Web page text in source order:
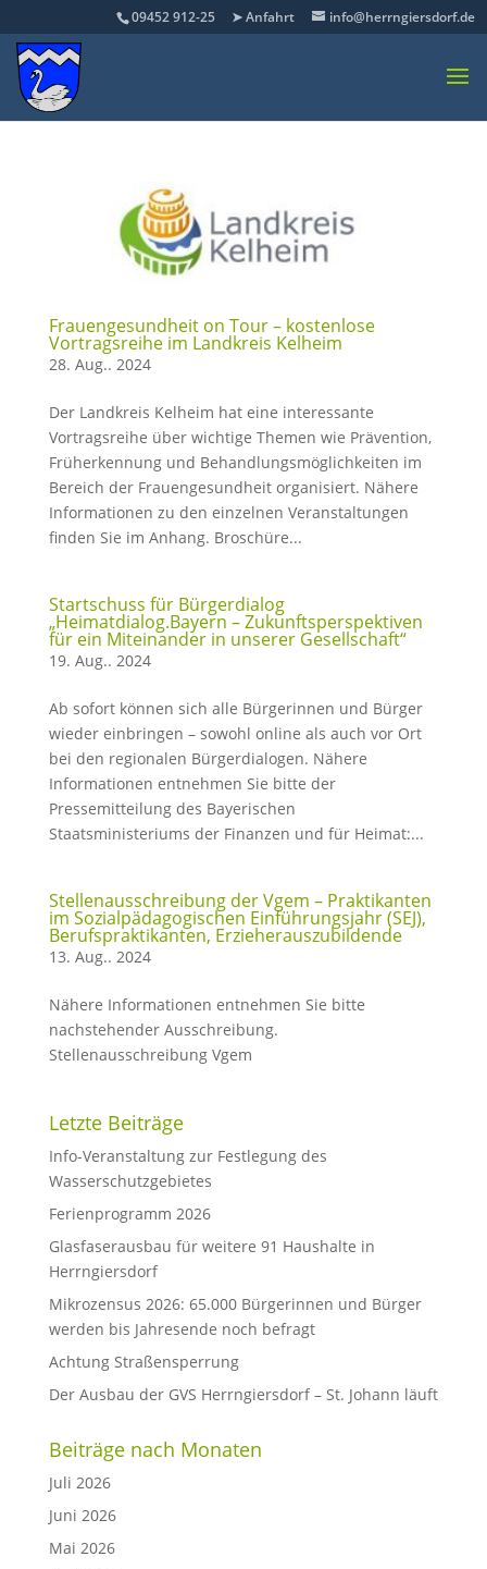
09452 912-25 ➤ Anfahrt info@herrngiersdorf.de
Frauengesundheit on Tour – kostenlose
Vortragsreihe im Landkreis Kelheim
28. Aug.. 2024
Der Landkreis Kelheim hat eine interessante
Vortragsreihe über wichtige Themen wie Prävention,
Früherkennung und Behandlungsmöglichkeiten im
Bereich der Frauengesundheit organisiert. Nähere
Informationen zu den einzelnen Veranstaltungen
finden Sie im Anhang. Broschüre...
Startschuss für Bürgerdialog
„Heimatdialog.Bayern – Zukunftsperspektiven
für ein Miteinander in unserer Gesellschaft“
19. Aug.. 2024
Ab sofort können sich alle Bürgerinnen und Bürger
wieder einbringen – sowohl online als auch vor Ort
bei den regionalen Bürgerdialogen. Nähere
Informationen entnehmen Sie bitte der
Pressemitteilung des Bayerischen
Staatsministeriums der Finanzen und für Heimat:...
Stellenausschreibung der Vgem – Praktikanten
im Sozialpädagogischen Einführungsjahr (SEJ),
Berufspraktikanten, Erzieherauszubildende
13. Aug.. 2024
Nähere Informationen entnehmen Sie bitte
nachstehender Ausschreibung.
Stellenausschreibung Vgem
Letzte Beiträge
Info-Veranstaltung zur Festlegung des
Wasserschutzgebietes
Ferienprogramm 2026
Glasfaserausbau für weitere 91 Haushalte in
Herrngiersdorf
Mikrozensus 2026: 65.000 Bürgerinnen und Bürger
werden bis Jahresende noch befragt
Achtung Straßensperrung
Der Ausbau der GVS Herrngiersdorf – St. Johann läuft
Beiträge nach Monaten
Juli 2026
Juni 2026
Mai 2026